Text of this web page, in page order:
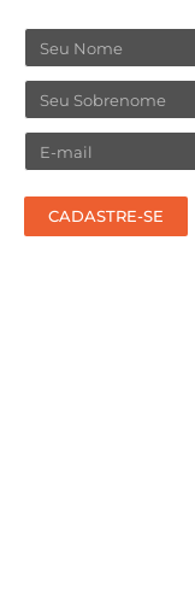
Nome
Sobrenome
Email
CADASTRE-SE